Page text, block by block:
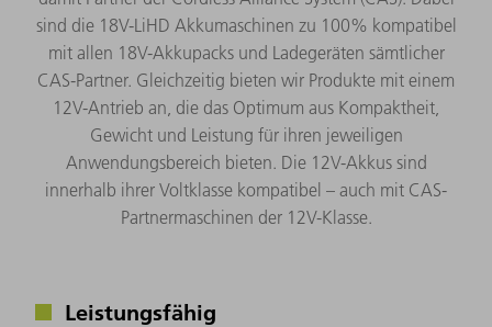
sind die 18V-LiHD Akkumaschinen zu 100% kompatibel
mit allen 18V-Akkupacks und Ladegeräten sämtlicher
CAS-Partner. Gleichzeitig bieten wir Produkte mit einem
12V-Antrieb an, die das Optimum aus Kompaktheit,
Gewicht und Leistung für ihren jeweiligen
Anwendungsbereich bieten. Die 12V-Akkus sind
innerhalb ihrer Voltklasse kompatibel – auch mit CAS-
Partnermaschinen der 12V-Klasse.
Leistungsfähig